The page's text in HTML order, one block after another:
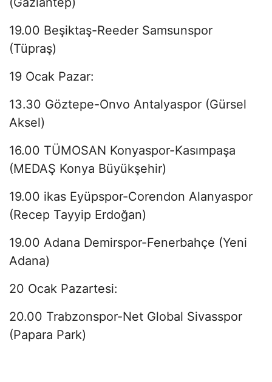
19.00 Beşiktaş-Reeder Samsunspor
(Tüpraş)
19 Ocak Pazar:
13.30 Göztepe-Onvo Antalyaspor (Gürsel
Aksel)
16.00 TÜMOSAN Konyaspor-Kasımpaşa
(MEDAŞ Konya Büyükşehir)
19.00 ikas Eyüpspor-Corendon Alanyaspor
(Recep Tayyip Erdoğan)
19.00 Adana Demirspor-Fenerbahçe (Yeni
Adana)
20 Ocak Pazartesi:
20.00 Trabzonspor-Net Global Sivasspor
(Papara Park)